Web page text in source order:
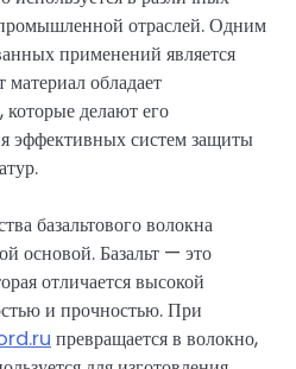
отраслей. Одним
применений является
обладает
делают его
эффективных систем защиты
базальтового волокна
основой. Базальт — это
отличается высокой
и прочностью. При
превращается в волокно,